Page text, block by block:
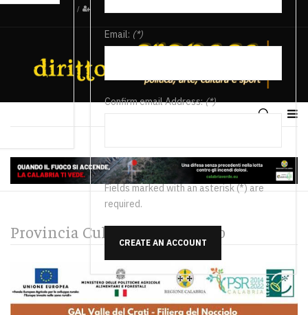
/
Email: (*)
Confirm email Address:(*)
Fields marked with an asterisk (*) are
required.
CREATE AN ACCOUNT
Provincia Cultura e Spettacolo